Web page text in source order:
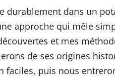
durablement dans un
approche qui mêle
et mes
de ses origines
puis nous